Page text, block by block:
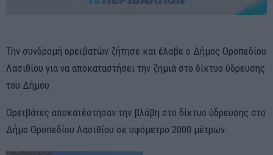
Την συνδρομή ορειβατών ζήτησε και έλαβε ο Δήμος Οροπεδίου
Λασιθίου για να αποκαταστήσει την ζημιά στο δίκτυο ύδρευσης
του Δήμου.
Ορειβάτες αποκατέστησαν την βλάβη στο δίκτυο ύδρευσης στο
Δήμο Οροπεδίου Λασιθίου σε υψόμετρο 2000 μέτρων.